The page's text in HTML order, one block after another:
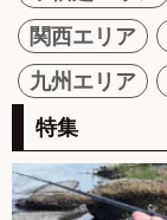
関西エリア
九州エリア
特集